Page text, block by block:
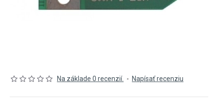
Na základe 0 recenzií. - Napísať recenziu